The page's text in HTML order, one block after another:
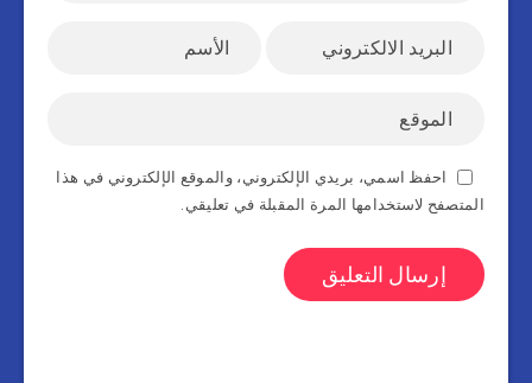
احفظ اسمي، بريدي الإلكتروني، والموقع الإلكتروني في هذا
المتصفح لاستخدامها المرة المقبلة في تعليقي.